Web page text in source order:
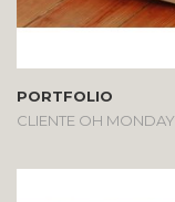
PORTFOLIO
CLIENTE OH MONDAY